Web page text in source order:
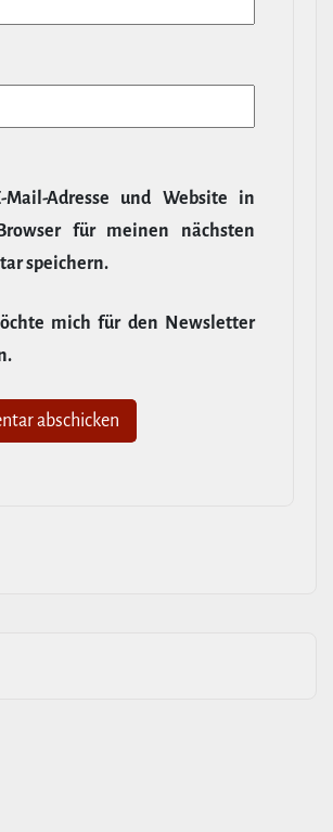
​Adresse und Website in
für meinen nächsten
speichern.
mich für den News­letter